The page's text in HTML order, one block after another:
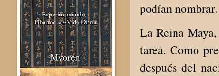
podían nombrar.
La Reina
tarea. Como
después del